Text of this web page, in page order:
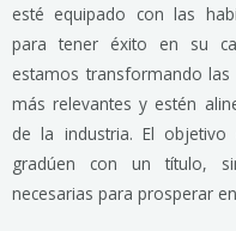
esté equipado con las
para tener éxito en su
estamos transformando las
más relevantes y estén
de la industria. El
gradúen con un título,
necesarias para prosperar